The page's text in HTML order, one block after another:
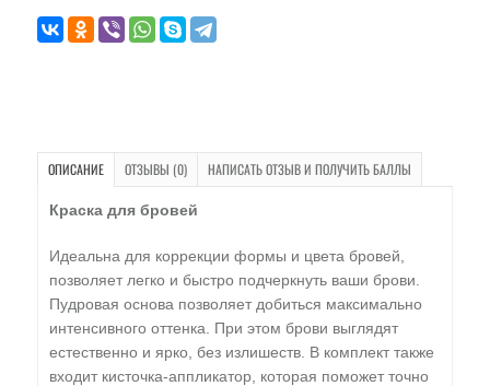
ОПИСАНИЕ ОТЗЫВЫ (0) НАПИСАТЬ ОТЗЫВ И ПОЛУЧИТЬ БАЛЛЫ
Краска для бровей
Идеальна для коррекции формы и цвета бровей,
позволяет легко и быстро подчеркнуть ваши брови.
Пудровая основа позволяет добиться максимально
интенсивного оттенка. При этом брови выглядят
естественно и ярко, без излишеств. В комплект также
входит кисточка-аппликатор, которая поможет точно